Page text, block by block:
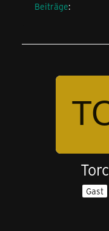
Beiträge
Torc
Gast